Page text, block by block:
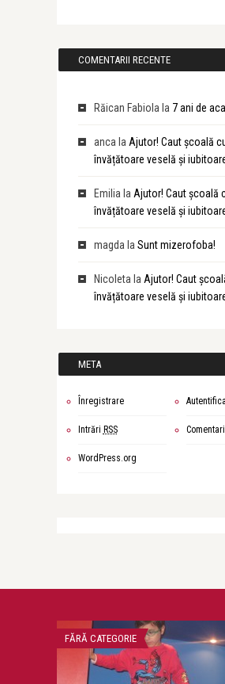
COMENTARII RECENTE
Răican Fabiola la 7 ani de
anca la Ajutor! Caut școală
învățătoare veselă și
Emilia la Ajutor! Caut școală
învățătoare veselă și
magda la Sunt mizerofoba!
Nicoleta la Ajutor! Caut
învățătoare veselă și
META
Înregistrare
Intrări RSS
WordPress.org
FĂRĂ CATEGORIE